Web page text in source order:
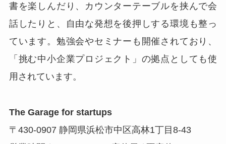
書を楽しんだり、カウンターテーブルを挟んで会
話したりと、自由な発想を後押しする環境も整っ
ています。勉強会やセミナーも開催されており、
「挑む中小企業プロジェクト」の拠点としても使
用されています。
The Garage for startups
〒430-0907 静岡県浜松市中区高林1丁目8-43